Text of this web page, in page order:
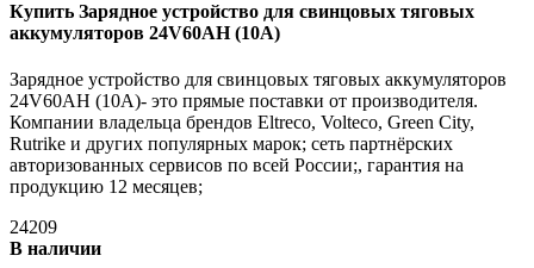
Купить Зарядное устройство для свинцовых тяговых
аккумуляторов 24V60AН (10A)
Зарядное устройство для свинцовых тяговых аккумуляторов
24V60AН (10A)- это прямые поставки от производителя.
Компании владельца брендов Eltreco, Volteco, Green City,
Rutrike и других популярных марок; сеть партнёрских
авторизованных сервисов по всей России;, гарантия на
продукцию 12 месяцев;
24209
В наличии